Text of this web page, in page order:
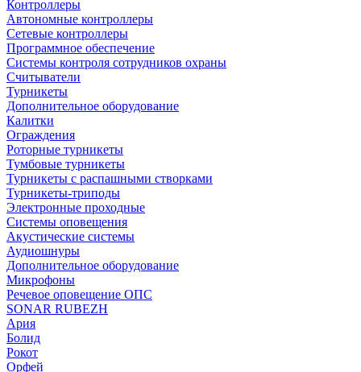
Контроллеры
Автономные контроллеры
Сетевые контроллеры
Программное обеспечение
Системы контроля сотрудников охраны
Считыватели
Турникеты
Дополнительное оборудование
Калитки
Ограждения
Роторные турникеты
Тумбовые турникеты
Турникеты с распашными створками
Турникеты-триподы
Электронные проходные
Системы оповещения
Акустические системы
Аудиошнуры
Дополнительное оборудование
Микрофоны
Речевое оповещение ОПС
SONAR RUBEZH
Ария
Болид
Рокот
Орфей